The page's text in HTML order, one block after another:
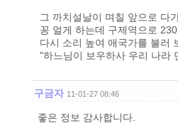
그 까치설날이 며칠 앞으로 다
꽁 얼게 하는데 구제역으로
다시 소리 높여 애국가를 불러
"하느님이 보우하사 우리 나
구금자 11-01-27 08:46
좋은 정보 감사합니다.